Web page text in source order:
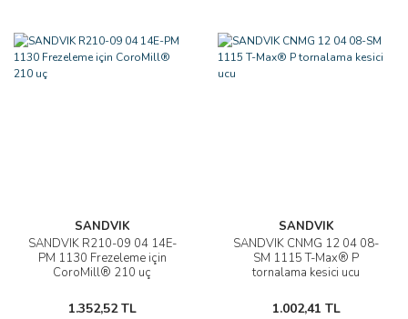
SANDVIK
SANDVIK R210-09 04 14E-
PM 1130 Frezeleme için
CoroMill® 210 uç
1.352,52 TL
SANDVIK
SANDVIK CNMG 12 04 08-
SM 1115 T-Max® P
tornalama kesici ucu
1.002,41 TL